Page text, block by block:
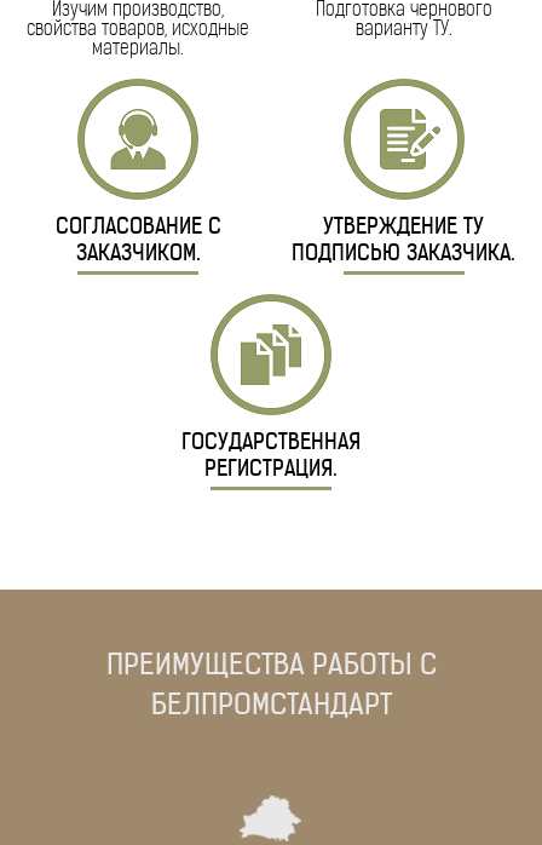
Изучим производство,
свойства товаров, исходные
материалы.
Подготовка чернового
варианту ТУ.
СОГЛАСОВАНИЕ С
ЗАКАЗЧИКОМ.
УТВЕРЖДЕНИЕ ТУ
ПОДПИСЬЮ ЗАКАЗЧИКА.
ГОСУДАРСТВЕННАЯ
РЕГИСТРАЦИЯ.
ПРЕИМУЩЕСТВА РАБОТЫ С
БЕЛПРОМСТАНДАРТ